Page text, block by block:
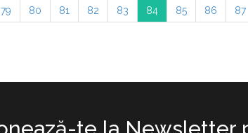
79 80 81 82 83 84 85 86 87